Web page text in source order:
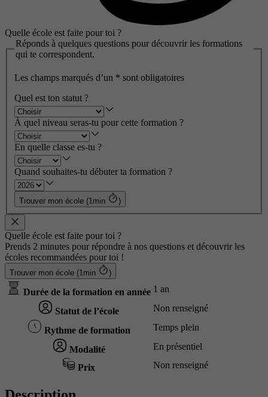
Quelle école est faite pour toi ?
Réponds à quelques questions pour découvrir les formations
qui te correspondent.
Les champs marqués d’un * sont obligatoires
Quel est ton statut ?
À quel niveau seras-tu pour cette formation ?
En quelle classe es-tu ?
Quand souhaites-tu débuter ta formation ?
Trouver mon école (1min )
Quelle école est faite pour toi ?
Prends 2 minutes pour répondre à nos questions et découvrir les
écoles recommandées pour toi !
Trouver mon école (1min )
Durée de la formation en année 1 an
Statut de l’école Non renseigné
Rythme de formation Temps plein
Modalité En présentiel
Prix Non renseigné